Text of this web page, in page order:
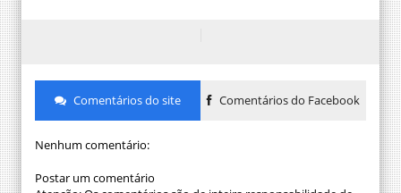
Comentários do site Comentários do Facebook
Nenhum comentário:
Postar um comentário